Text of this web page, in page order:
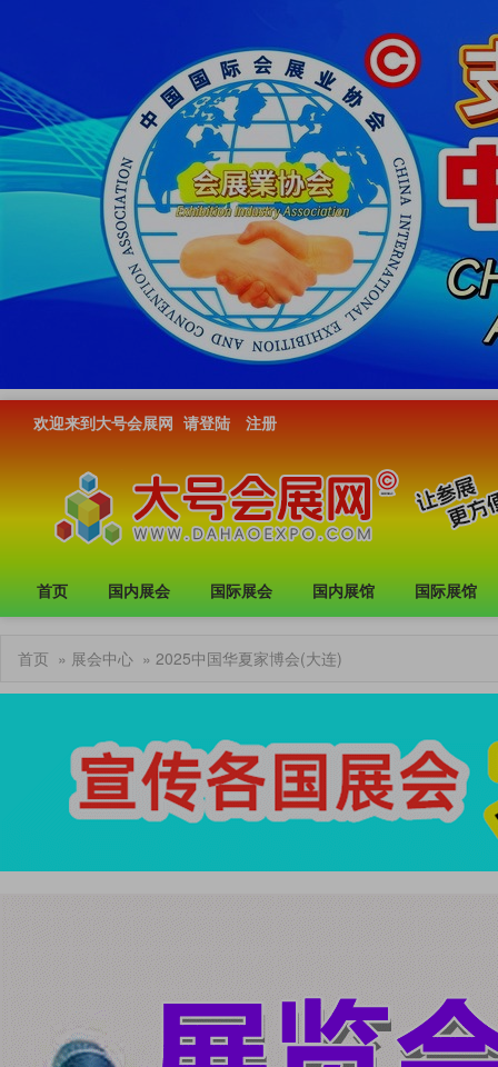
欢迎来到大号会展网 请登陆 注册
首页 国内展会 国际展会 国内展馆 国际展馆
首页 » 展会中心 » 2025中国华夏家博会(大连)